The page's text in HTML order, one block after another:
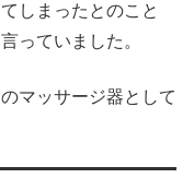
しまったとのこと
っていました。
マッサージ器として